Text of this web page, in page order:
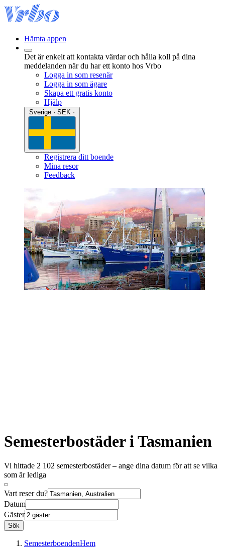
Hämta appen
Det är enkelt att kontakta värdar och hålla koll på dina
meddelanden när du har ett konto hos Vrbo
Logga in som resenär
Logga in som ägare
Skapa ett gratis konto
Hjälp
Registrera ditt boende
Mina resor
Feedback
Semesterbostäder i Tasmanien
Vi hittade 2 102 semesterbostäder – ange dina datum för att se vilka
som är lediga
Vart reser du?
Datum
Gäster
Sök
SemesterboendenHem